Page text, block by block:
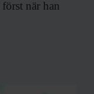
först när han